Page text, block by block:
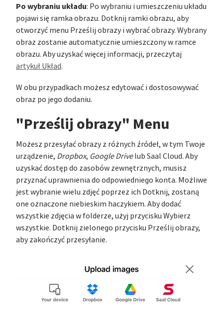
Po wybraniu układu: Po wybraniu i umieszczeniu układu
pojawi się ramka obrazu. Dotknij ramki obrazu, aby
otworzyć menu Prześlij obrazy i wybrać obrazy. Wybrany
obraz zostanie automatycznie umieszczony w ramce
obrazu. Aby uzyskać więcej informacji, przeczytaj
artykuł Układ.
W obu przypadkach możesz edytować i dostosowywać
obraz po jego dodaniu.
"Prześlij obrazy" Menu
Możesz przesyłać obrazy z różnych źródeł, w tym Twoje
urządzenie, Dropbox, Google Drivelub Saal Cloud. Aby
uzyskać dostęp do zasobów zewnętrznych, musisz
przyznać uprawnienia do odpowiedniego konta. Możliwe
jest wybranie wielu zdjęć poprzez ich Dotknij, zostaną
one oznaczone niebieskim haczykiem. Aby dodać
wszystkie zdjęcia w folderze, użyj przycisku Wybierz
wszystkie. Dotknij zielonego przycisku Prześlij obrazy,
aby zakończyć przesyłanie.